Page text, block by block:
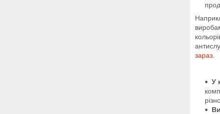
зараз
У